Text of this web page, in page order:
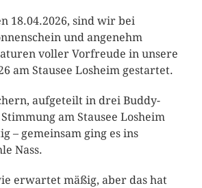
18.04.2026, sind wir bei
und angenehm
voller Vorfreude in unsere
am Stausee Losheim gestartet.
aufgeteilt in drei Buddy-
am Stausee Losheim
– gemeinsam ging es ins
Nass.
erwartet mäßig, aber das hat